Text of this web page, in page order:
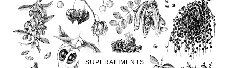
SUPERALIMENTS